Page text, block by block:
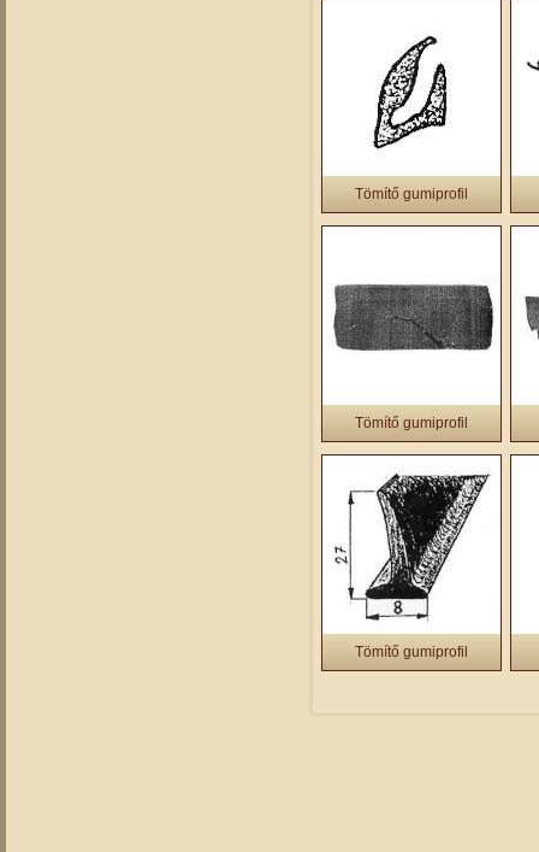
Tömítő gumiprofil
Tömítő gumiprofil
Tömítő gumiprofil